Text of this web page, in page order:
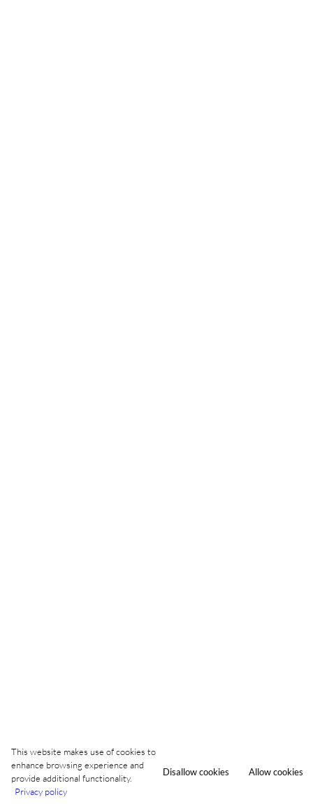
This website makes use of cookies to
enhance browsing experience and
provide additional functionality.
Privacy policy
Disallow cookies Allow cookies